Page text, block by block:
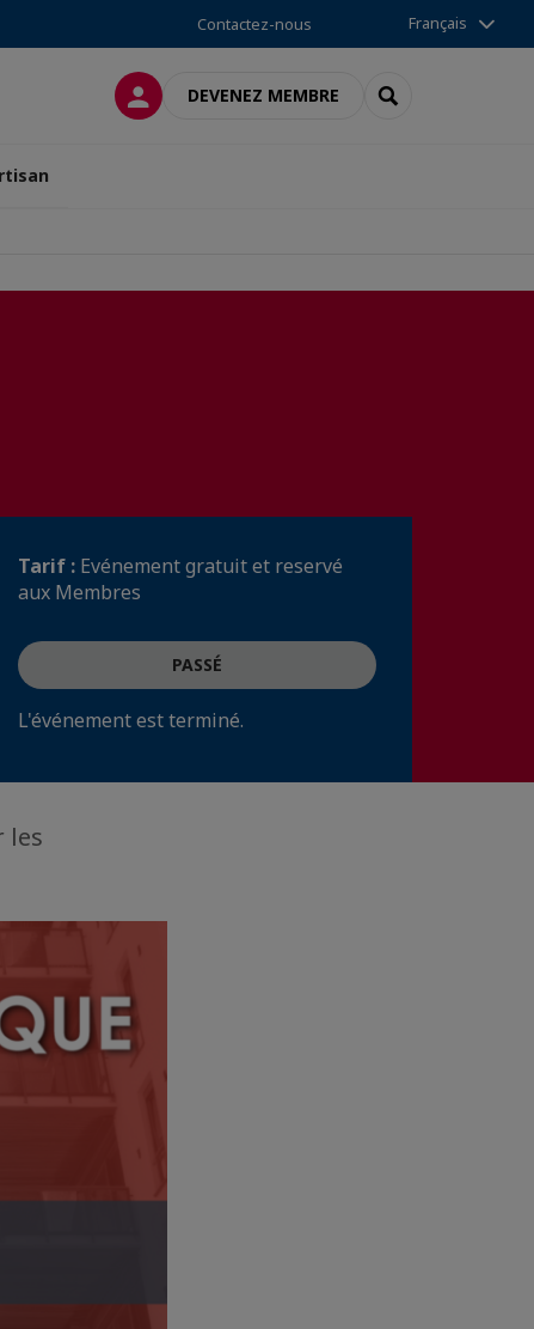
Contactez-nous Français
CONNEXIONDEVENEZ MEMBRE RECHERCHER
Tarif : Evénement gratuit et reservé
aux Membres
PASSÉ
L'événement est terminé.
les